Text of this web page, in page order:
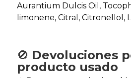
Aurantium Dulcis Oil,
limonene, Citral, Citronellol,
🚫 Devoluciones
producto usado